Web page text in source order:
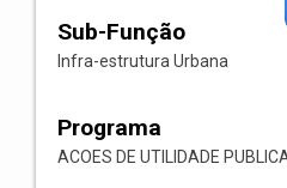
Sub-Função
Infra-estrutura Urbana
Programa
ACOES DE UTILIDADE